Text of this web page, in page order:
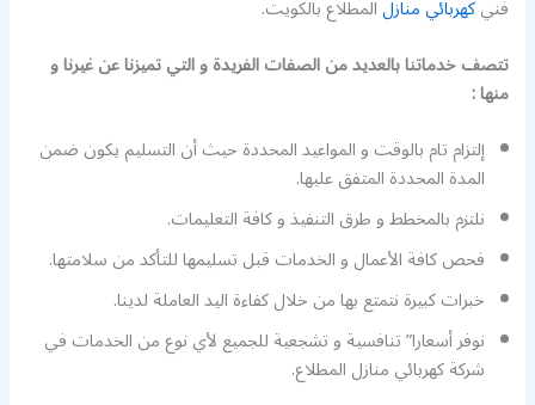
فنيكهربائي منازلالمطلاع بالكويت.
تتصف خدماتنا بالعديد من الصفات الفريدة و التي تميزنا عن غيرنا و
منها :
إلتزام تام بالوقت و المواعيد المحددة حيث أن التسليم يكون ضمن
المدة المحددة المتفق عليها.
نلتزم بالمخطط و طرق التنفيذ و كافة التعليمات.
فحص كافة الأعمال و الخدمات قبل تسليمها للتأكد من سلامتها.
خبرات كبيرة نتمتع بها من خلال كفاءة اليد العاملة لدينا.
نوفر أسعارا” تنافسية و تشجعية للجميع لأي نوع من الخدمات في
شركة كهربائي منازل المطلاع.